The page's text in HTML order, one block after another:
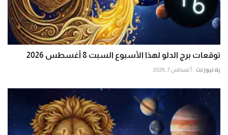
توقعات برج الدلو لهذا الأسبوع السبت 8 أغسطس 2026
يلا نيوز نت أغسطس 7, 2026